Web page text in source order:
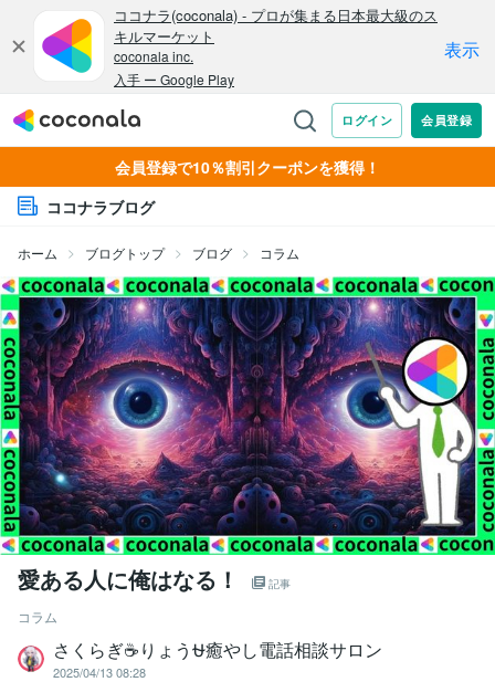
会員登録で10％割引クーポンを獲得！
ココナラブログ
ホーム ブログトップ ブログ コラム
愛ある人に俺はなる！ 記事
コラム
さくらぎ☕りょう⛎癒やし電話相談サロン
2025/04/13 08:28